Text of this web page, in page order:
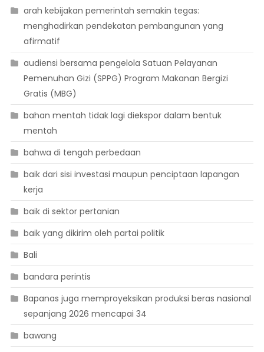
arah kebijakan pemerintah semakin tegas:
menghadirkan pendekatan pembangunan yang
afirmatif
audiensi bersama pengelola Satuan Pelayanan
Pemenuhan Gizi (SPPG) Program Makanan Bergizi
Gratis (MBG)
bahan mentah tidak lagi diekspor dalam bentuk
mentah
bahwa di tengah perbedaan
baik dari sisi investasi maupun penciptaan lapangan
kerja
baik di sektor pertanian
baik yang dikirim oleh partai politik
Bali
bandara perintis
Bapanas juga memproyeksikan produksi beras nasional
sepanjang 2026 mencapai 34
bawang